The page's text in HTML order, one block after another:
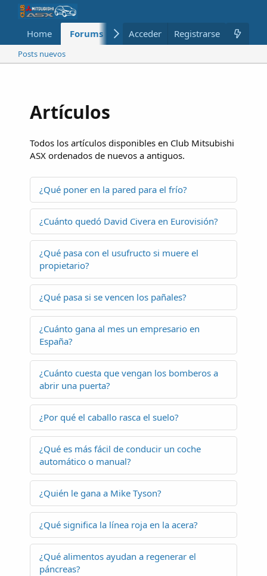
Home Forums Nuevo Miembros
Acceder Registrarse
Posts nuevos
Artículos
Todos los artículos disponibles en Club Mitsubishi
ASX ordenados de nuevos a antiguos.
¿Qué poner en la pared para el frío?
¿Cuánto quedó David Civera en Eurovisión?
¿Qué pasa con el usufructo si muere el
propietario?
¿Qué pasa si se vencen los pañales?
¿Cuánto gana al mes un empresario en
España?
¿Cuánto cuesta que vengan los bomberos a
abrir una puerta?
¿Por qué el caballo rasca el suelo?
¿Qué es más fácil de conducir un coche
automático o manual?
¿Quién le gana a Mike Tyson?
¿Qué significa la línea roja en la acera?
¿Qué alimentos ayudan a regenerar el
páncreas?